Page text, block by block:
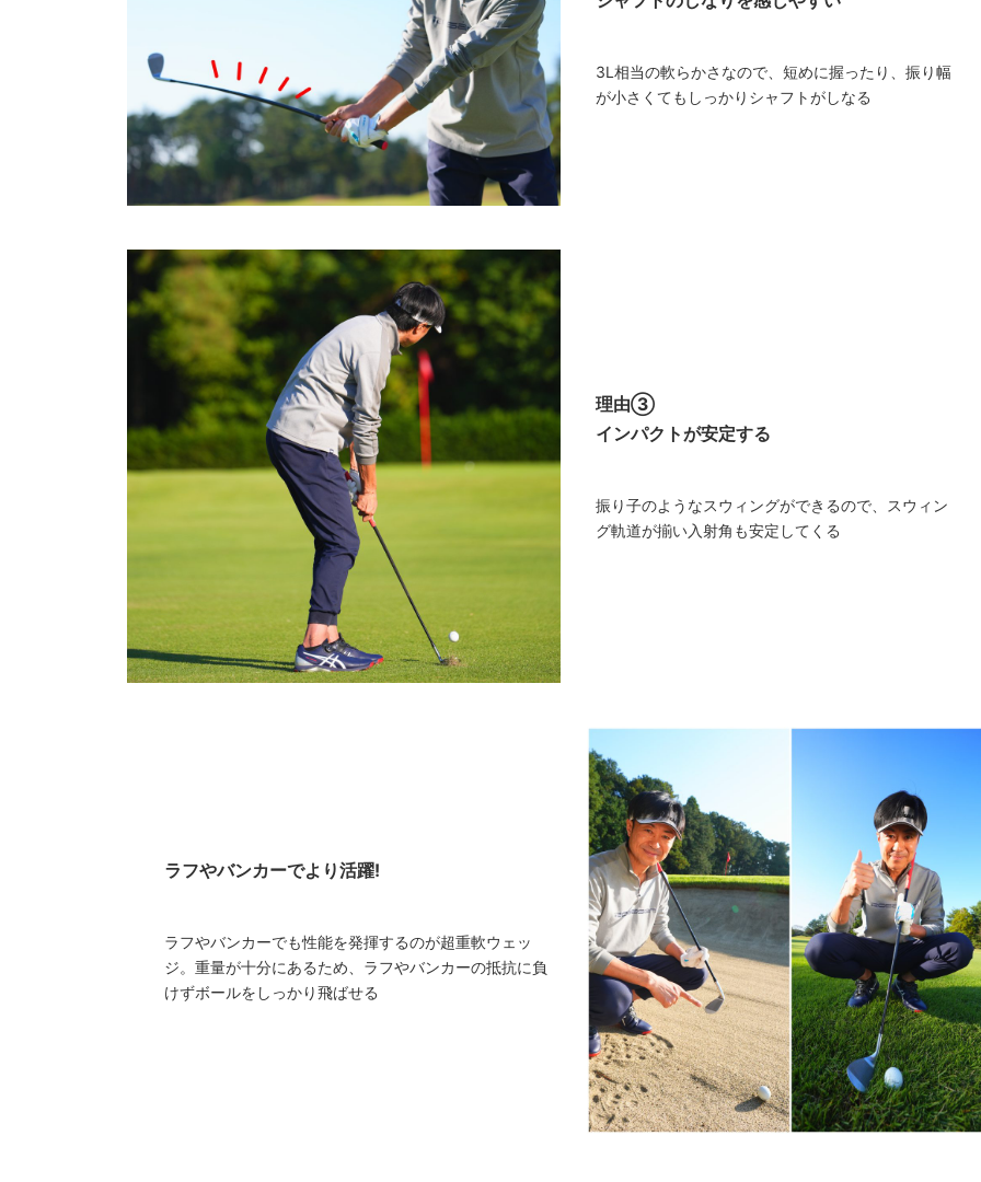
3L相当の軟らかさなので、短めに握ったり、振り幅
が小さくてもしっかりシャフトがしなる
理由③
インパクトが安定する
振り子のようなスウィングができるので、スウィン
グ軌道が揃い入射角も安定してくる
ラフやバンカーでより活躍!
ラフやバンカーでも性能を発揮するのが超重軟ウェッ
ジ。重量が十分にあるため、ラフやバンカーの抵抗に負
けずボールをしっかり飛ばせる